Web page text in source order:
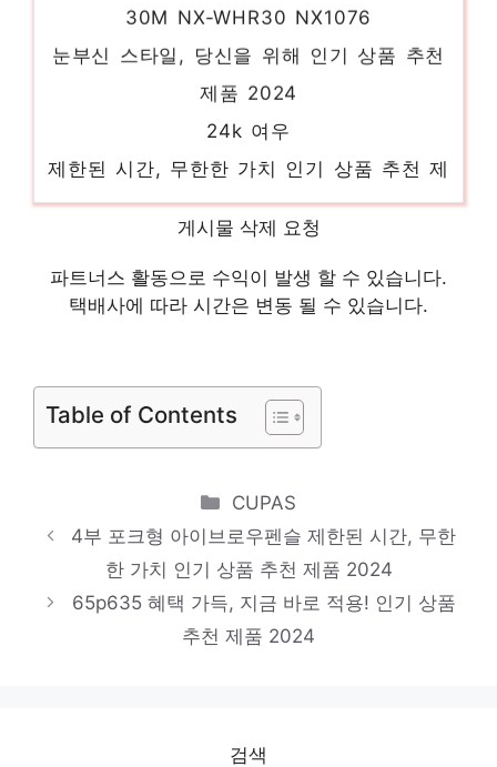
2024기능강사필기
천 제품 2024
제품 2024
2023 캐딜락 XT5 포토
제품 2024
15cmow025a 004117a
센스있는 선물, 지금 만나보세요! 인기 상품
추천 제품 2024
게시물 삭제 요청
파트너스 활동으로 수익이 발생 할 수 있습니다.
택배사에 따라 시간은 변동 될 수 있습니다.
Table of Contents
Categories
CUPAS
4부 포크형 아이브로우펜슬 제한된 시간, 무한
한 가치 인기 상품 추천 제품 2024
65p635 혜택 가득, 지금 바로 적용! 인기 상품
추천 제품 2024
검색